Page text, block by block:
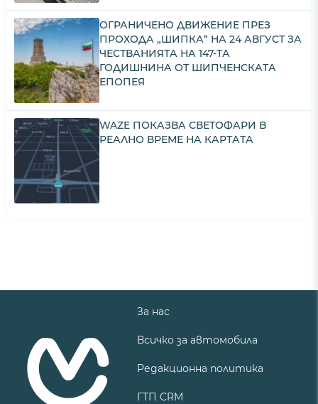
ОГРАНИЧЕНО ДВИЖЕНИЕ ПРЕЗ
ПРОХОДА „ШИПКА“ НА 24 АВГУСТ ЗА
ЧЕСТВАНИЯТА НА 147-ТА
ГОДИШНИНА ОТ ШИПЧЕНСКАТА
ЕПОПЕЯ
WAZE ПОКАЗВА СВЕТОФАРИ В
РЕАЛНО ВРЕМЕ НА КАРТАТА
За нас
Всичко за автомобила
Редакционна политика
ГТП CRM